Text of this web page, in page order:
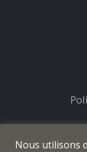
Nous utilisons